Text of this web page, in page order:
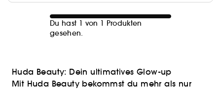
Du hast 1 von 1 Produkten
gesehen.
Huda Beauty: Dein ultimatives Glow-up
Mit Huda Beauty bekommst du mehr als nur